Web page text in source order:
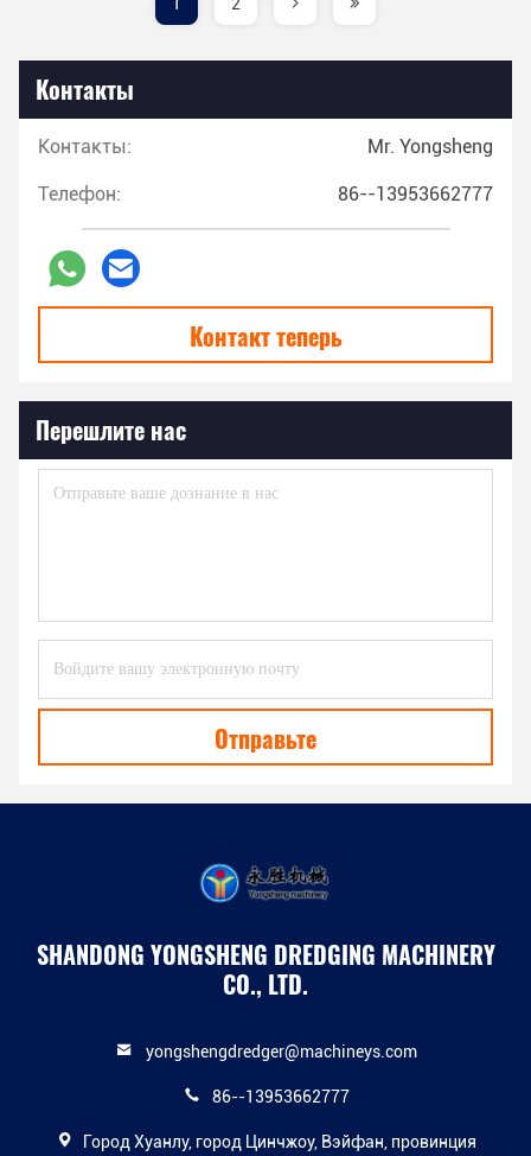
Контакты
Контакты: Mr. Yongsheng
Телефон: 86--13953662777
Контакт теперь
Перешлите нас
Отправьте
SHANDONG YONGSHENG DREDGING MACHINERY
CO., LTD.
yongshengdredger@machineys.com
86--13953662777
Город Хуанлу, город Цинчжоу, Вэйфан, провинция